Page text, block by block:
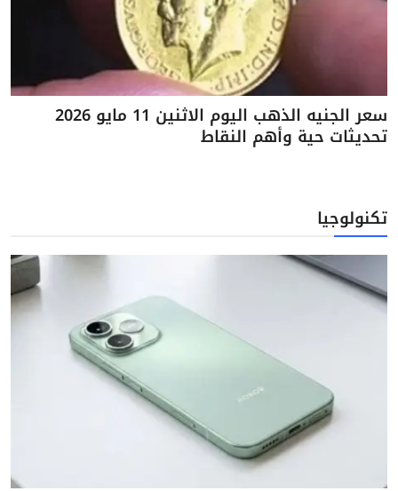
سعر الجنيه الذهب اليوم الاثنين 11 مايو 2026
تحديثات حية وأهم النقاط
تكنولوجيا